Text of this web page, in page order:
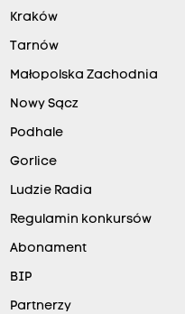
Kraków
Tarnów
Małopolska Zachodnia
Nowy Sącz
Podhale
Gorlice
Ludzie Radia
Regulamin konkursów
Abonament
BIP
Partnerzy